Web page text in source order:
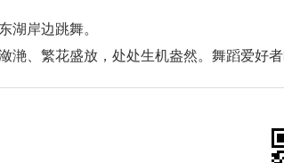
湖岸边跳舞。
滟、繁花盛放，处处生机盎然。舞蹈爱好